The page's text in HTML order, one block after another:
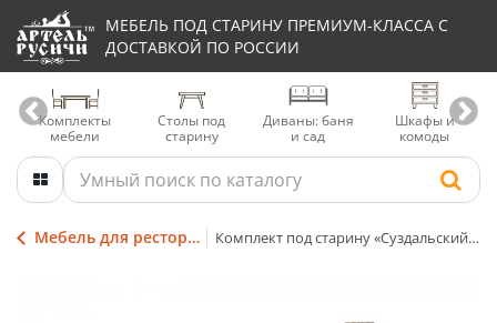
МЕБЕЛЬ ПОД СТАРИНУ ПРЕМИУМ-КЛАССА С
ДОСТАВКОЙ ПО РОССИИ
Комплекты
мебели
Столы под
старину
Диваны: баня
и сад
Шкафы и
комоды
Мебель для ресторанов, кафе и баров Комплект под старину «Суздальский» с индивидуальной резьбой